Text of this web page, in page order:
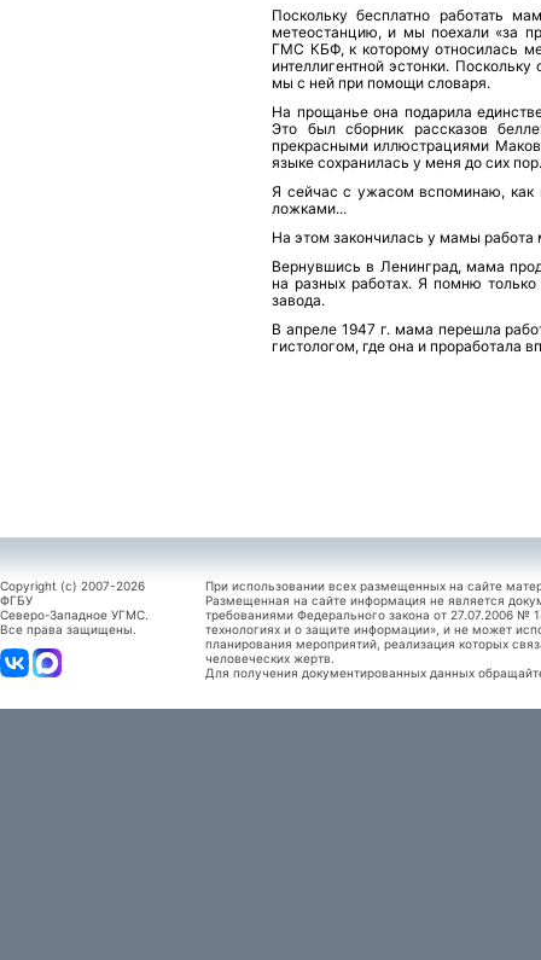
Поскольку бесплатно работать
метеостанцию, и мы поехали «за
ГМС КБФ, к которому относилась
интеллигентной эстонки.
мы с ней при помощи словаря.
На прощанье она подарила
Это был сборник рассказов
прекрасными иллюстрациями
языке сохранилась у меня до сих пор.
Я сейчас с ужасом вспоминаю, как
ложками...
На этом закончилась у мамы работа
Вернувшись в Ленинград, мама
на разных работах. Я помню
завода.
В апреле 1947 г. мама перешла
гистологом, где она и проработала
Copyright (c) 2007-2026
ФГБУ
Северо-Западное УГМС.
Все права защищены.
При использовании всех размещенных на сайте
Размещенная на сайте информация не является
требованиями Федерального закона от 27.07.2006
технологиях и о защите информации», и не может
планирования мероприятий, реализация которых
человеческих жертв.
Для получения документированных данных